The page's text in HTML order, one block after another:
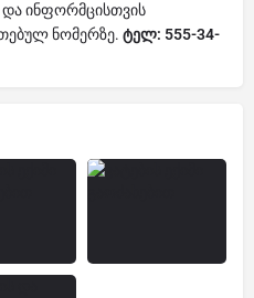
ინფორმცისთვის
ნომერზე. ტელ: 555-34-